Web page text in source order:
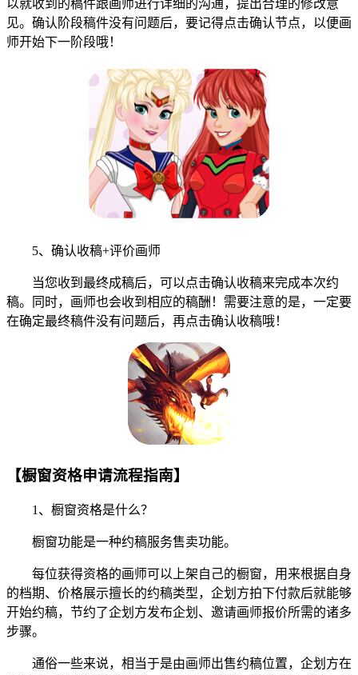
以就收到的稿件跟画师进行详细的沟通，提出合理的修改意
见。确认阶段稿件没有问题后，要记得点击确认节点，以便画
师开始下一阶段哦！
5、确认收稿+评价画师
当您收到最终成稿后，可以点击确认收稿来完成本次约
稿。同时，画师也会收到相应的稿酬！需要注意的是，一定要
在确定最终稿件没有问题后，再点击确认收稿哦！
【橱窗资格申请流程指南】
1、橱窗资格是什么？
橱窗功能是一种约稿服务售卖功能。
每位获得资格的画师可以上架自己的橱窗，用来根据自身
的档期、价格展示擅长的约稿类型，企划方拍下付款后就能够
开始约稿，节约了企划方发布企划、邀请画师报价所需的诸多
步骤。
通俗一些来说，相当于是由画师出售约稿位置，企划方在